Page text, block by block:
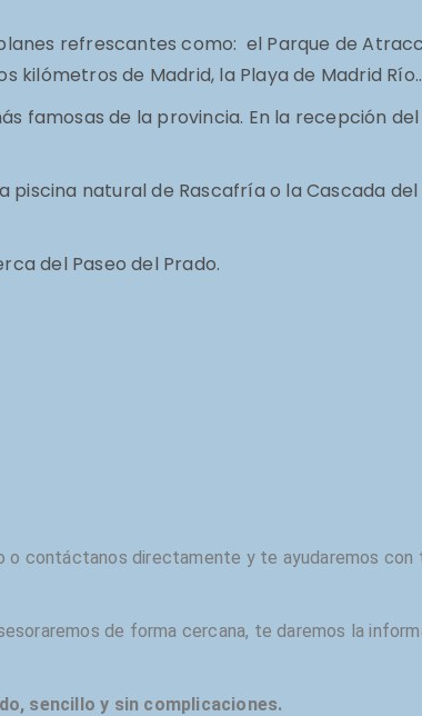
refrescantes como: el Parque de
kilómetros de Madrid, la Playa de Madrid
famosas de la provincia. En la recepción
natural de Rascafría o la Cascada
del Paseo del Prado.
contáctanos directamente y te ayudaremos con
de forma cercana, te daremos la
sencillo y sin complicaciones.